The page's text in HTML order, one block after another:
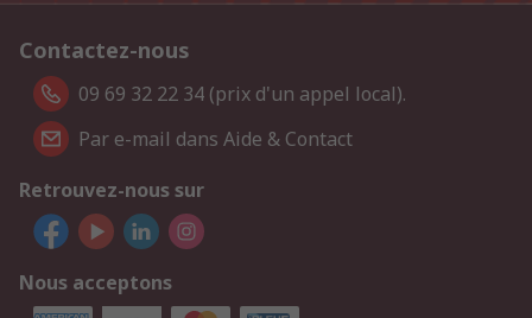
Contactez-nous
09 69 32 22 34 (prix d'un appel local).
Par e-mail dans Aide & Contact
Retrouvez-nous sur
Nous acceptons